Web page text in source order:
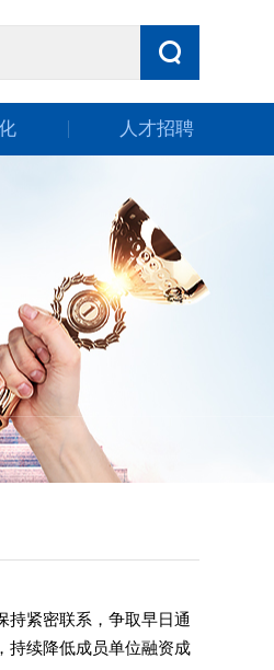
人才招聘
持紧密联系，争取早日通
持续降低成员单位融资成